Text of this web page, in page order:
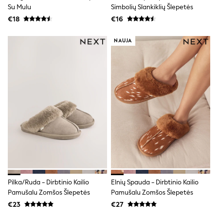
Flip Flops
Sliders
Linen Collection
Men's Holiday Shop
All Swimwear
Accessories
Bags & Luggage
Loafers
Polo Shirts
Sandals & Flipflops
Shirts
Shorts
Su Mulu
€18
Simbolių Slankiklių Šlepetės
€16
Pilka/ruda - Dirbtinio Kailio
Pamušalu Zomšos Šlepetės
€23
NAUJA
Elnių Spauda - Dirbtinio Kailio
Pamušalu Zomšos Šlepetės
€27